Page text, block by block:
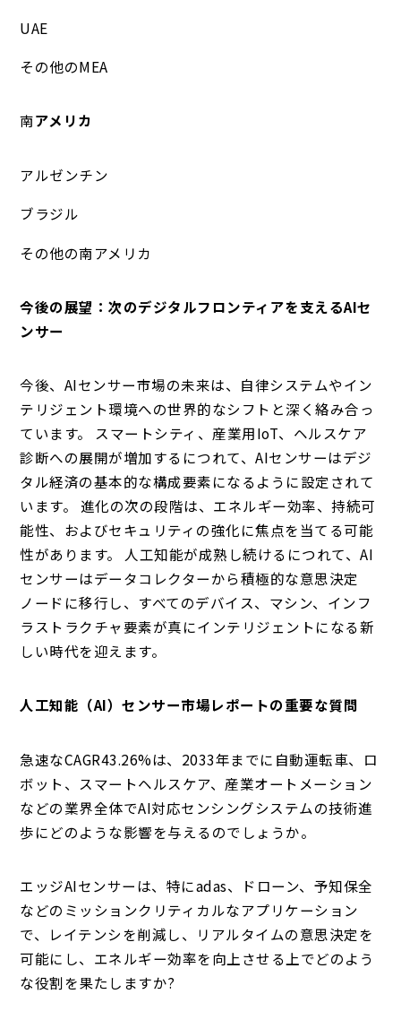
UAE
その他のMEA
南アメリカ
アルゼンチン
ブラジル
その他の南アメリカ
今後の展望：次のデジタルフロンティアを支えるAIセ
ンサー
今後、AIセンサー市場の未来は、自律システムやイン
テリジェント環境への世界的なシフトと深く絡み合っ
ています。 スマートシティ、産業用IoT、ヘルスケア
診断への展開が増加するにつれて、AIセンサーはデジ
タル経済の基本的な構成要素になるように設定されて
います。 進化の次の段階は、エネルギー効率、持続可
能性、およびセキュリティの強化に焦点を当てる可能
性があります。 人工知能が成熟し続けるにつれて、AI
センサーはデータコレクターから積極的な意思決定
ノードに移行し、すべてのデバイス、マシン、インフ
ラストラクチャ要素が真にインテリジェントになる新
しい時代を迎えます。
人工知能（AI）センサー市場レポートの重要な質問
急速なCAGR43.26%は、2033年までに自動運転車、ロ
ボット、スマートヘルスケア、産業オートメーション
などの業界全体でAI対応センシングシステムの技術進
歩にどのような影響を与えるのでしょうか。
エッジAIセンサーは、特にadas、ドローン、予知保全
などのミッションクリティカルなアプリケーション
で、レイテンシを削減し、リアルタイムの意思決定を
可能にし、エネルギー効率を向上させる上でどのよう
な役割を果たしますか?